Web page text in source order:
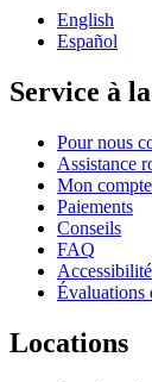
English
Español
Service à
Pour nous
Assistance
Mon
Paiements
Conseils
FAQ
Accessibilité
Évaluations
Locations